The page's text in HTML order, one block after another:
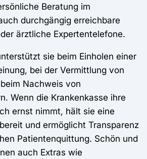
Beratung im
durchgängig erreichbare
ärztliche Expertentelefone.
sie beim Einholen einer
bei der Vermittlung von
Nachweis von
Wenn die Krankenkasse ihre
ernst nimmt, hält sie eine
und ermöglicht Transparenz
Patientenquittung. Schön und
auch Extras wie